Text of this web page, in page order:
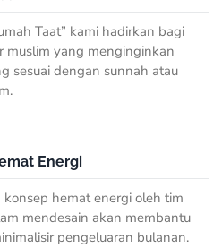
Taat” kami hadirkan bagi
muslim yang menginginkan
sesuai dengan sunnah atau
Energi
konsep hemat energi oleh tim
mendesain akan membantu
pengeluaran bulanan.